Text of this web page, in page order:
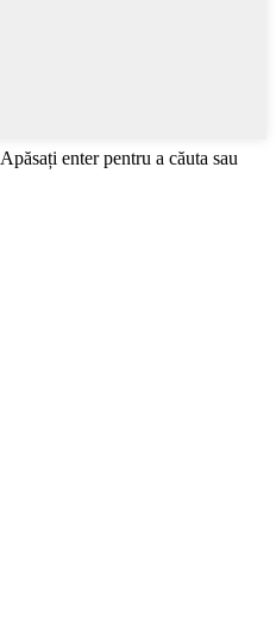
Apăsați enter pentru a căuta sau